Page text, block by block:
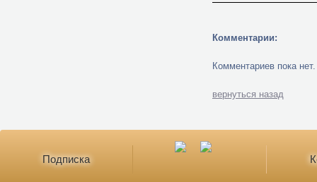
Комментарии:
Комментариев пока нет.
вернуться назад
Подписка